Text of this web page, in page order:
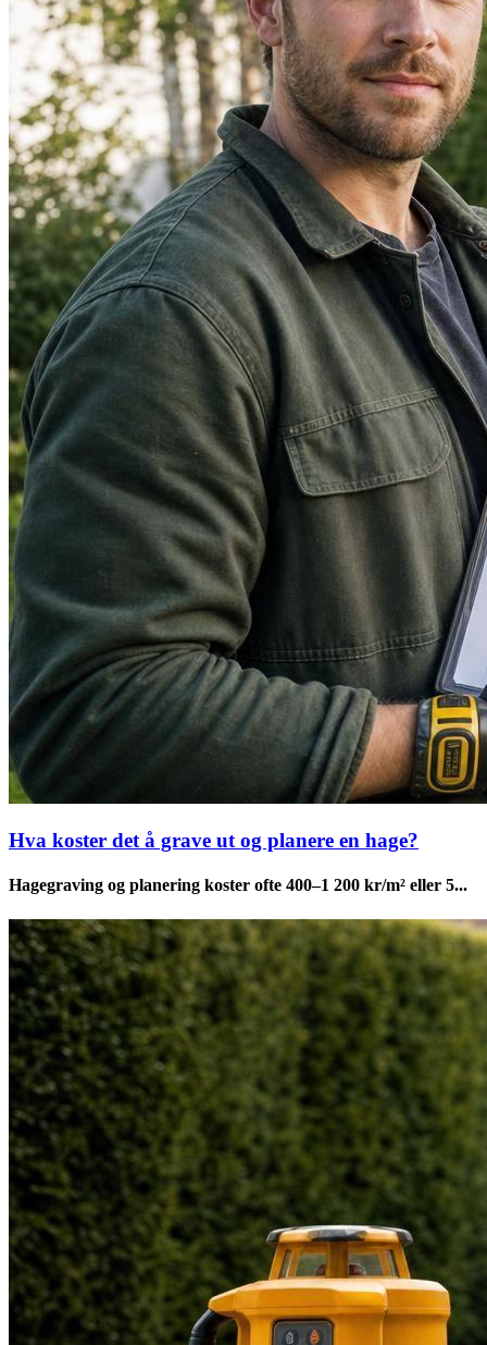
Hva koster det å grave ut og planere en hage?
Hagegraving og planering koster ofte 400–1 200 kr/m² eller 5...